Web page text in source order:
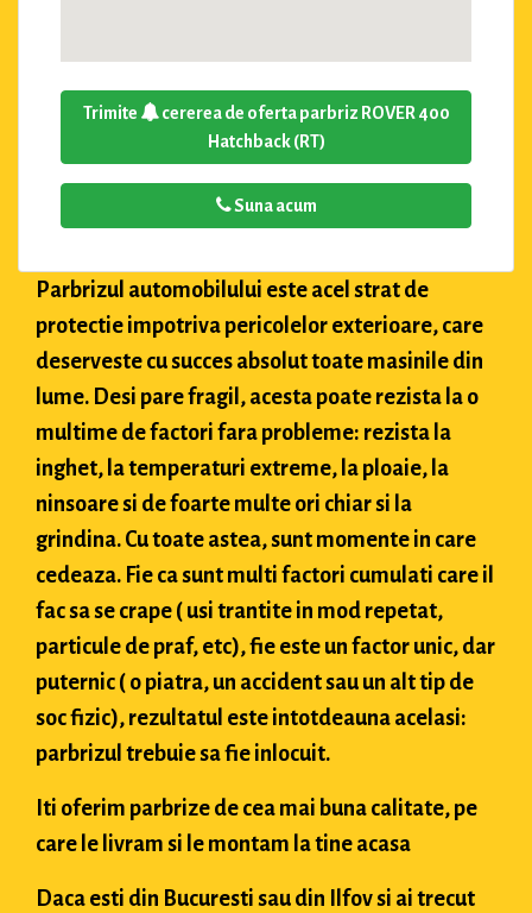
Trimite
cererea de oferta parbriz ROVER 400
Hatchback (RT)
Suna acum
Parbrizul automobilului este acel strat de
protectie impotriva pericolelor exterioare, care
deserveste cu succes absolut toate masinile din
lume. Desi pare fragil, acesta poate rezista la o
multime de factori fara probleme: rezista la
inghet, la temperaturi extreme, la ploaie, la
ninsoare si de foarte multe ori chiar si la
grindina. Cu toate astea, sunt momente in care
cedeaza. Fie ca sunt multi factori cumulati care il
fac sa se crape ( usi trantite in mod repetat,
particule de praf, etc), fie este un factor unic, dar
puternic ( o piatra, un accident sau un alt tip de
soc fizic), rezultatul este intotdeauna acelasi:
parbrizul trebuie sa fie inlocuit.
Iti oferim parbrize de cea mai buna calitate, pe
care le livram si le montam la tine acasa
Daca esti din Bucuresti sau din Ilfov si ai trecut